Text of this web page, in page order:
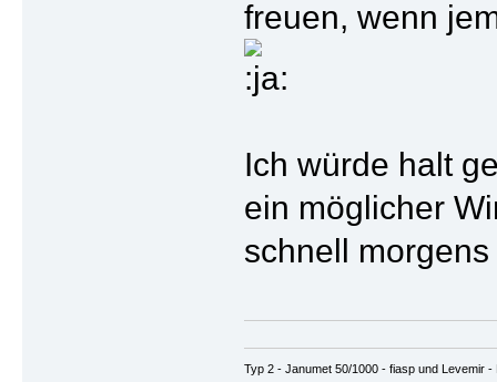
freuen, wenn
Ich würde halt
ein möglicher
schnell
Typ 2 - Janumet 50/1000 - fiasp und Levemir -